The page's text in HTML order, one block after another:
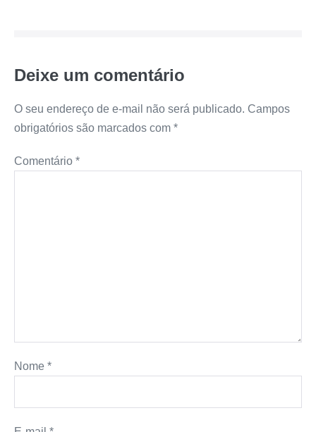
Deixe um comentário
O seu endereço de e-mail não será publicado. Campos
obrigatórios são marcados com *
Comentário *
Nome *